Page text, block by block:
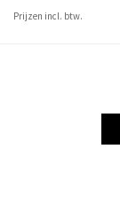
Prijzen incl. btw.